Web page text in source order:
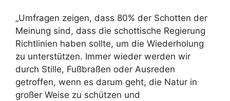
„Umfragen zeigen, dass 80% der Schotten der
Meinung sind, dass die schottische Regierung
Richtlinien haben sollte, um die Wiederholung
zu unterstützen. Immer wieder werden wir
durch Stille, Fußbraßen oder Ausreden
getroffen, wenn es darum geht, die Natur in
großer Weise zu schützen und